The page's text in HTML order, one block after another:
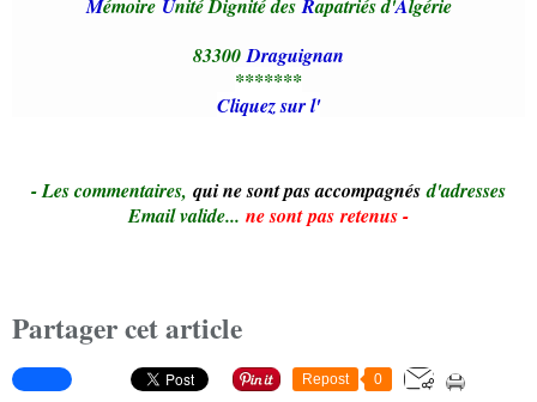
Mémoire Unité Dignité des Rapatriés d'Algérie
83300 Draguignan
*******
Cliquez sur l'
- Les commentaires, qui ne sont pas accompagnésd'adresses
Email valide... ne sont pas retenus -
Partager cet article
Repost 0